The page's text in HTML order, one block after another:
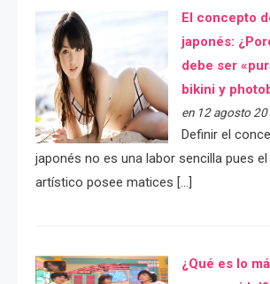
El concepto
japonés:
debe ser
bikini y
en 12 agosto
Definir el
japonés no es una labor sencilla pues
artístico posee matices […]
¿Qué es lo